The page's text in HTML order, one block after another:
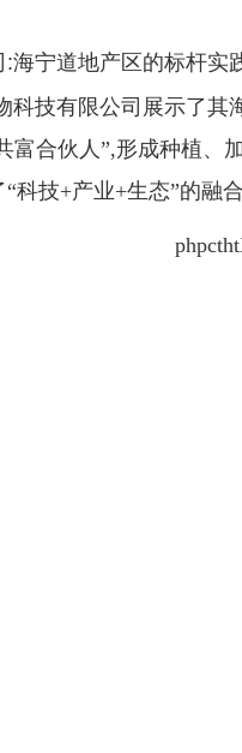
海宁道地产区的标杆实
科技有限公司展示了
富合伙人”,形成种植
科技+产业+生态”的融